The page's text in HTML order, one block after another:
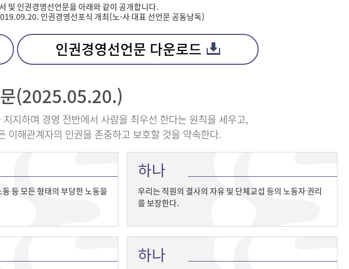
및 인권경영선언문을 아래와 같이 공개합니다.
인권경영선포식 개최(노·사 대표 선언문 공동낭독)
인권경영선언문 다운로드
(2025.05.20.)
지하며 경영 전반에서 사람을 최우선 한다는 원칙을 세우고,
이해관계자의 인권을 존중하고 보호할 것을 약속한다.
등 모든 형태의 부당한 노동을
하나
우리는 직원의 결사의 자유 및 단체교섭 등의 노동자 권리
를 보장한다.
하나